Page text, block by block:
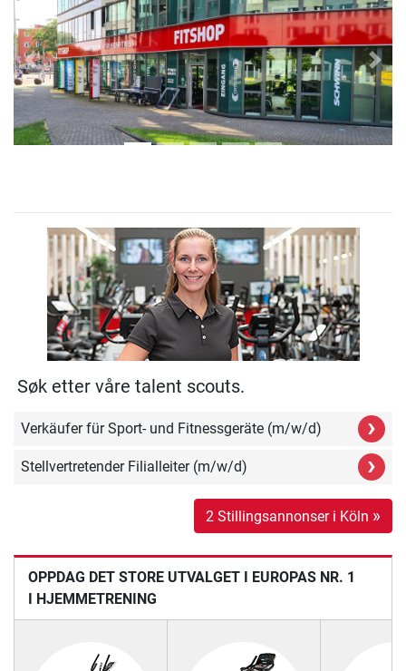
Previous Next
Søk etter våre talent scouts.
Verkäufer für Sport- und Fitnessgeräte (m/w/d) ›
Stellvertretender Filialleiter (m/w/d) ›
2 Stillingsannonser i Köln »
OPPDAG DET STORE UTVALGET I EUROPAS NR. 1
I HJEMMETRENING